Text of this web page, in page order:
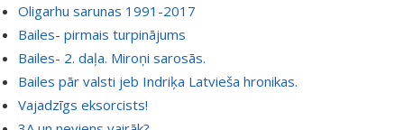
Oligarhu sarunas 1991-2017
Bailes- pirmais turpinājums
Bailes- 2. daļa. Miroņi sarosās.
Bailes pār valsti jeb Indriķa Latvieša hronikas.
Vajadzīgs eksorcists!